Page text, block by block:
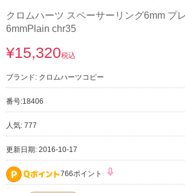
クロムハーツ スペーサーリング6mm プ
6mmPlain chr35
¥15,320税込
ブランド: クロムハーツコピー
番号:18406
人気: 777
更新日期: 2016-10-17
766ポイント